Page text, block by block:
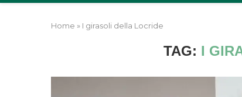
Home » I girasoli della Locride
TAG: I